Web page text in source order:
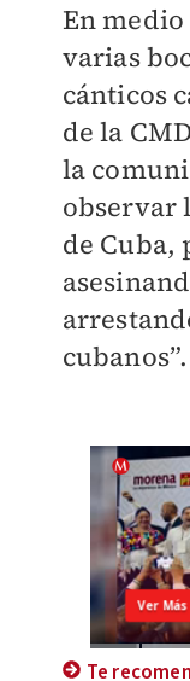
En medio
varias
cánticos
de la
la
observar
de Cuba,
cubanos”.
Te